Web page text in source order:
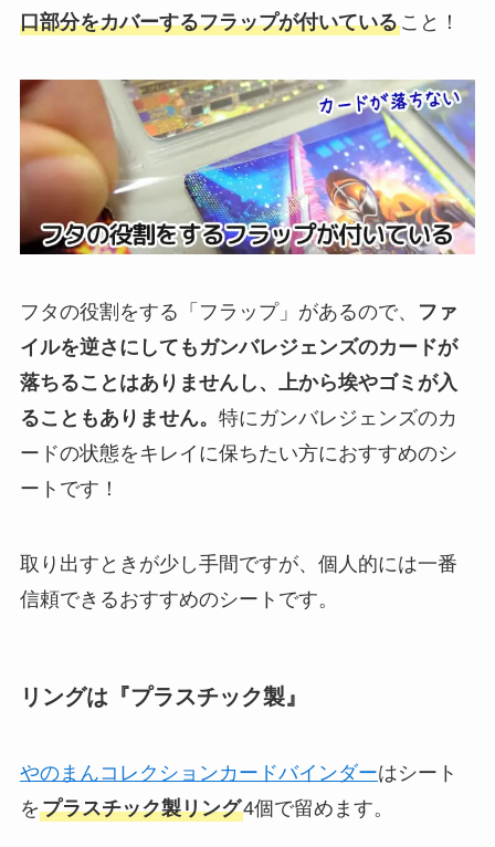
口部分をカバーするフラップが付いていること！
フタの役割をする「フラップ」があるので、
ファ
イルを逆さにしてもガンバレジェンズのカードが
落ちることはありませんし、上から埃やゴミが入
ることもありません。 特にガンバレジェンズのカ
ードの状態をキレイに保ちたい方におすすめのシ
ートです！
取り出すときが少し手間ですが、個人的には一番
信頼できるおすすめのシートです。
リングは『プラスチック製』
やのまんコレクションカードバインダーはシート
をプラスチック製リング4個で留めます。